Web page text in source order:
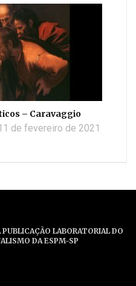
– Caravaggio
de fevereiro de 2021
LABORATORIAL DO
DA ESPM-SP